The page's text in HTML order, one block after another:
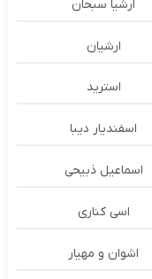
ارشیا سبحان
ارشیان
استرید
اسفندیار دیبا
اسماعیل ذبیحی
اسی کناری
اشوان و مهیار